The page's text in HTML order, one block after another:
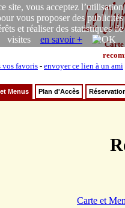
site, vous acceptez l’utilisation
vous proposer des publicités
et réaliser des statistiques de
visites en savoir +
Carte
vos favoris - envoyer ce lien à un ami
Menus Plan d'Accès
Carte et